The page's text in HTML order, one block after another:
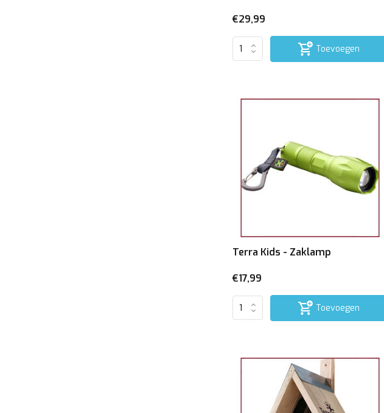
€29,99
Toevoegen
Terra Kids - Zaklamp
€17,99
Toevoegen